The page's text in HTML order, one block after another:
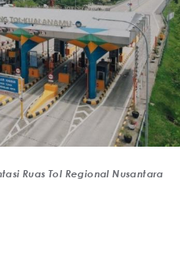
Ruas Tol Regional Nusantara